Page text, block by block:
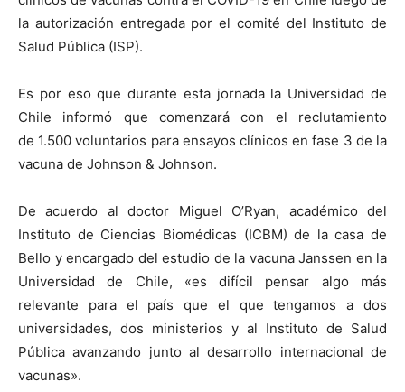
la autorización entregada por el comité del Instituto de
Salud Pública (ISP).
Es por eso que durante esta jornada la Universidad de
Chile informó que comenzará con el reclutamiento
de 1.500 voluntarios para ensayos clínicos en fase 3 de la
vacuna de Johnson & Johnson.
De acuerdo al doctor Miguel O’Ryan, académico del
Instituto de Ciencias Biomédicas (ICBM) de la casa de
Bello y encargado del estudio de la vacuna Janssen en la
Universidad de Chile, «es difícil pensar algo más
relevante para el país que el que tengamos a dos
universidades, dos ministerios y al Instituto de Salud
Pública avanzando junto al desarrollo internacional de
vacunas».